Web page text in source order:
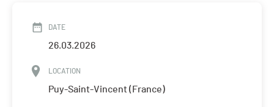
DATE
26.03.2026
LOCATION
Puy-Saint-Vincent (France)